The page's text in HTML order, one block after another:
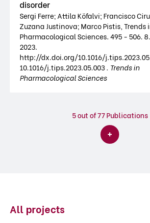
disorder
Sergi Ferre; Attila Köfalvi; Francisco
Zuzana Justinova; Marco Pistis, Trends
Pharmacological Sciences. 495 - 506.
2023.
http://dx.doi.org/10.1016/
10.1016/j.tips.2023.05.003 . Trends in
Pharmacological Sciences
5out of 77 Publications
All projects